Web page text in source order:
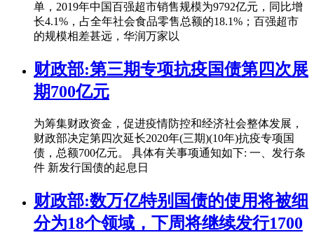
单，2019年中国百强超市销售规模为9792亿元，同比增
长4.1%，占全年社会食品零售总额的18.1%；百强超市
的规模相差甚远，华润万家以
财政部:第三期专项抗疫国债第四次展
期700亿元
为筹集财政资金，促进疫情防控和经济社会整体发展，
财政部决定第四次延长2020年(三期)(10年)抗疫专项国
债，总额700亿元。 具体有关事项通知如下: 一、发行条
件 新发行国债的起息日
财政部:数万亿特别国债的使用将被细
分为18个领域，下周将继续发行1700